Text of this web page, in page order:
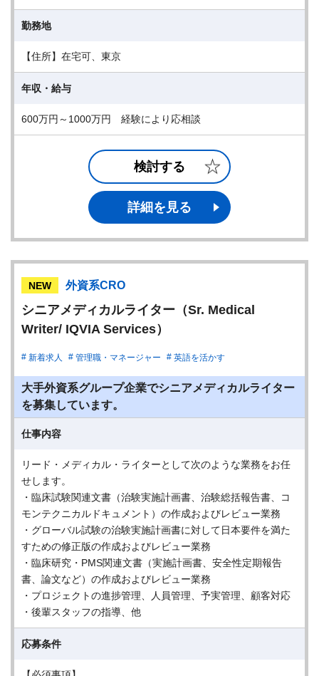
勤務地
【住所】在宅可、東京
年収・給与
600万円～1000万円 経験により応相談
検討する
詳細を見る
NEW 外資系CRO
シニアメディカルライター（Sr. Medical
Writer/ IQVIA Services）
新着求人 管理職・マネージャー 英語を活かす
大手外資系グループ企業でシニアメディカルライター
を募集しています。
仕事内容
リード・メディカル・ライターとして次のような業務をお任
せします。
・臨床試験関連文書（治験実施計画書、治験総括報告書、コ
モンテクニカルドキュメント）の作成およびレビュー業務
・グローバル試験の治験実施計画書に対して日本要件を満た
すための修正版の作成およびレビュー業務
・臨床研究・PMS関連文書（実施計画書、安全性定期報告
書、論文など）の作成およびレビュー業務
・プロジェクトの進捗管理、人員管理、予実管理、顧客対応
・後輩スタッフの指導、他
応募条件